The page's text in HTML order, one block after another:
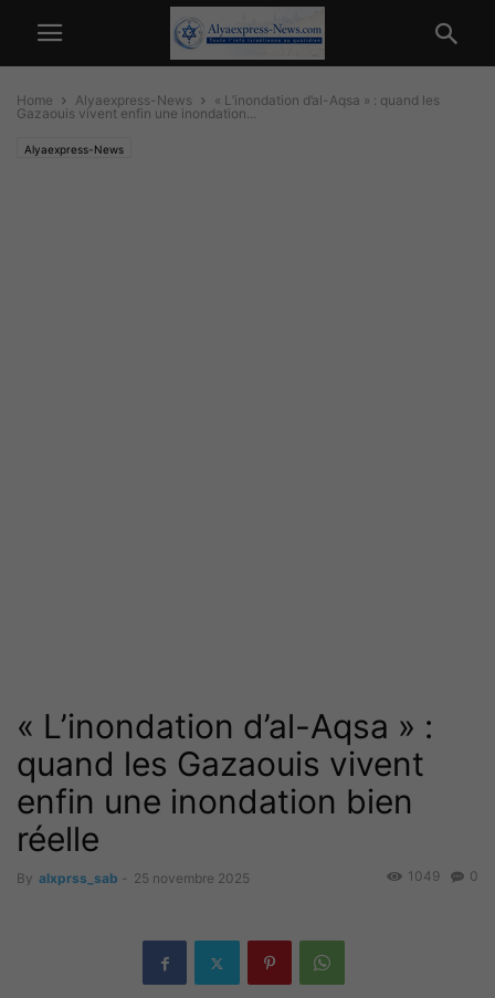
Home Alyaexpress-News
« L’inondation d’al-Aqsa » : quand les
Gazaouis vivent enfin une inondation...
Alyaexpress-News
« L’inondation d’al-Aqsa » :
quand les Gazaouis vivent
enfin une inondation bien
réelle
By alxprss_sab - 25 novembre 2025 0
1049